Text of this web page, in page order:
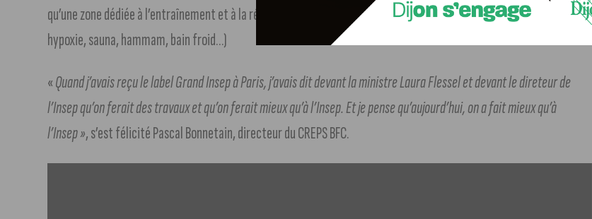
qu’une zone dédiée à l’entraînement et à la récupération (salle de musculation, cryothérapie, thermo-room,
hypoxie, sauna, hammam, bain froid…)
«Quand j’avais reçu le label Grand Insep à Paris, j’avais dit devant la ministre Laura Flessel et devant le direteur de
l’Insep qu’on ferait des travaux et qu’on ferait mieux qu’à l’Insep. Et je pense qu’aujourd’hui, on a fait mieux qu’à
l’Insep », s’est félicité Pascal Bonnetain, directeur du CREPS BFC.